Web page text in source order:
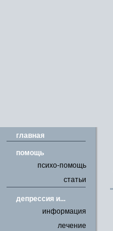
главная
помощь
психо-помощь
статьи
депрессия и...
информация
лечение